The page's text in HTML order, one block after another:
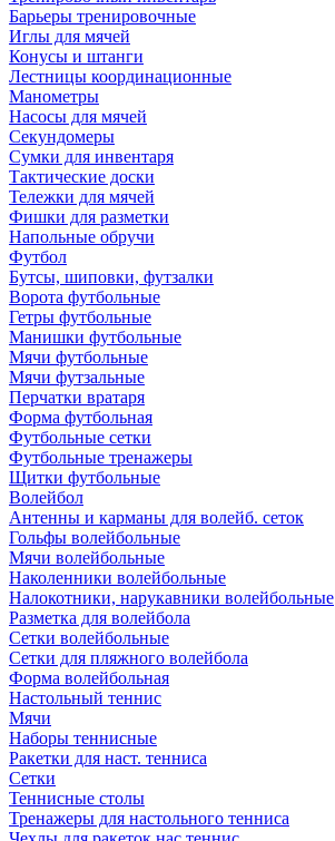
Барьеры тренировочные
Иглы для мячей
Конусы и штанги
Лестницы координационные
Манометры
Насосы для мячей
Секундомеры
Сумки для инвентаря
Тактические доски
Тележки для мячей
Фишки для разметки
Напольные обручи
Футбол
Бутсы, шиповки, футзалки
Ворота футбольные
Гетры футбольные
Манишки футбольные
Мячи футбольные
Мячи футзальные
Перчатки вратаря
Форма футбольная
Футбольные сетки
Футбольные тренажеры
Щитки футбольные
Волейбол
Антенны и карманы для волейб. сеток
Гольфы волейбольные
Мячи волейбольные
Наколенники волейбольные
Налокотники, нарукавники волейбольные
Разметка для волейбола
Сетки волейбольные
Сетки для пляжного волейбола
Форма волейбольная
Настольный теннис
Мячи
Наборы теннисные
Ракетки для наст. тенниса
Сетки
Теннисные столы
Тренажеры для настольного тенниса